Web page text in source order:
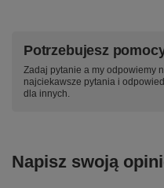
Potrzebujesz
Zadaj pytanie a my odpowiemy
najciekawsze pytania i
dla innych.
Napisz swoją